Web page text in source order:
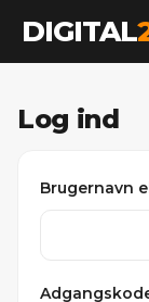
DIGITAL
Log ind
Brugernavn